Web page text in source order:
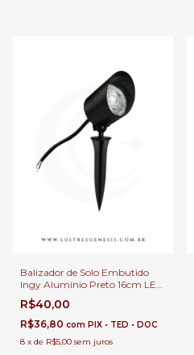
Balizador de Solo Embutido
Ingy Alumínio Preto 16cm LED
Integrado 5w 80Lm Bivolt
Para Jardim, Fachada e
Passagem
R$40,00
R$36,80 com PIX • TED • DOC
8 x de R$5,00 sem juros